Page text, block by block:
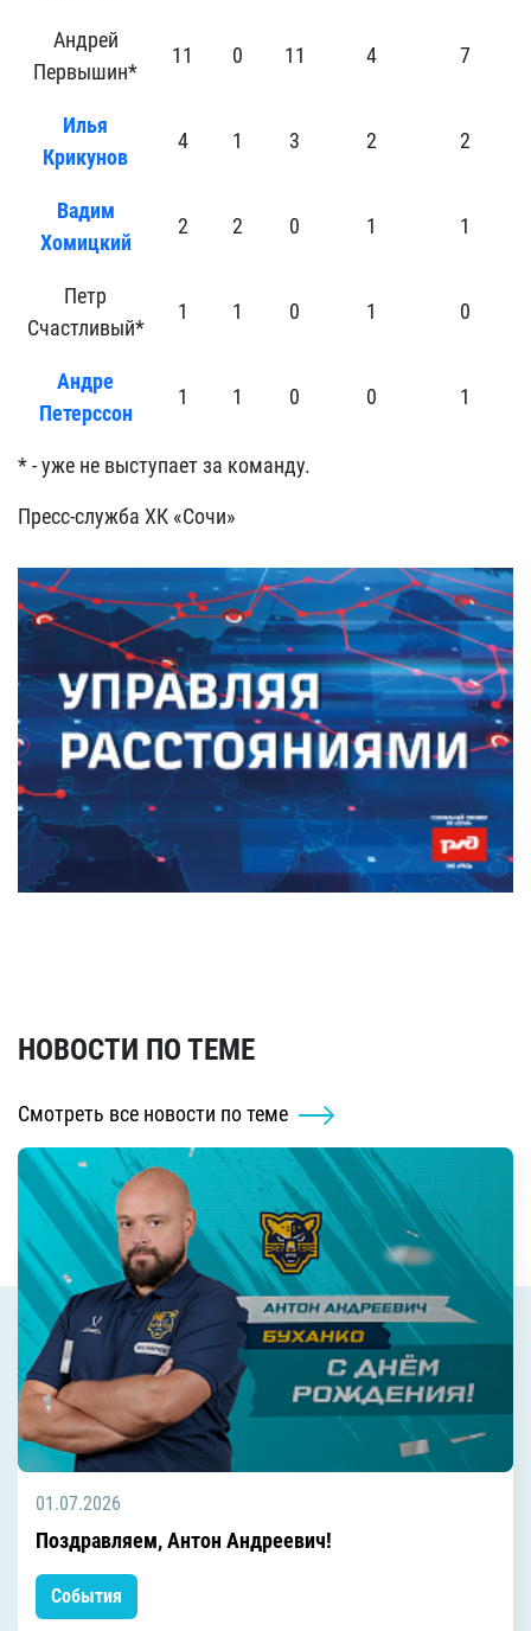
Андрей
Первышин*
11 0 11 4 7
Илья
Крикунов
4 1 3 2 2
Вадим
Хомицкий
2 2 0 1 1
Петр
Счастливый*
1 1 0 1 0
Андре
Петерссон
1 1 0 0 1
* - уже не выступает за команду.
Пресс-служба ХК «Сочи»
НОВОСТИ ПО ТЕМЕ
Смотреть все новости по теме
01.07.2026
Поздравляем, Антон Андреевич!
События